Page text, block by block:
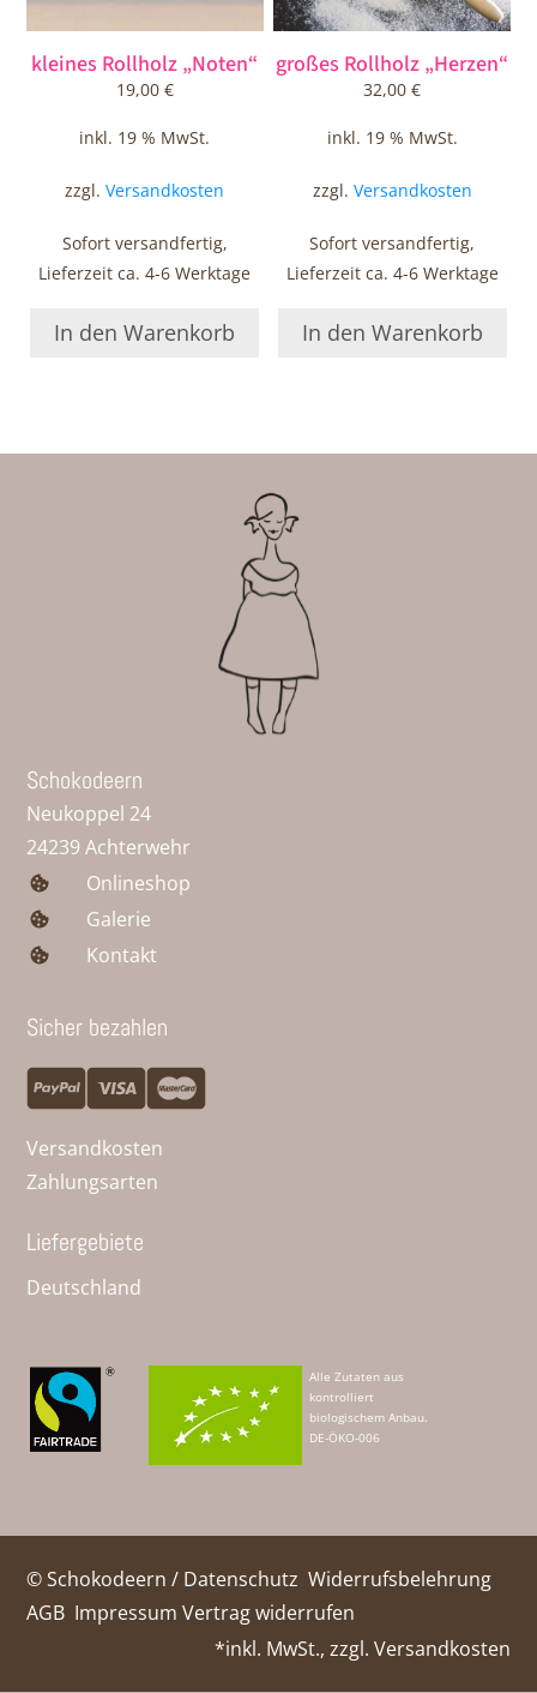
kleines Rollholz „Noten“
19,00 €
inkl. 19 % MwSt.
zzgl.Versandkosten
Sofort versandfertig,
Lieferzeit ca. 4-6 Werktage
In den Warenkorb
großes Rollholz „Herzen“
32,00€
inkl. 19 % MwSt.
zzgl. Versandkosten
Sofort versandfertig,
Lieferzeit ca. 4-6 Werktage
In den Warenkorb
Schokodeern
Neukoppel 24
24239 Achterwehr
Onlineshop
Galerie
Kontakt
Sicher bezahlen
Versandkosten
Zahlungsarten
Liefergebiete
Deutschland
Alle Zutaten aus
kontrolliert
biologischem Anbau.
DE-ÖKO-006
© Schokodeern / Datenschutz Widerrufsbelehrung
AGB Impressum Vertrag widerrufen
*inkl. MwSt., zzgl. Versandkosten